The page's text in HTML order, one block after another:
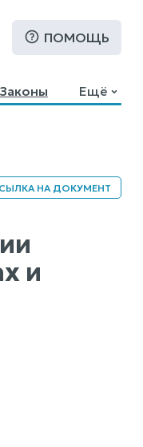
ПОМОЩЬ
Законы
Ещё
НА ДОКУМЕНТ
и